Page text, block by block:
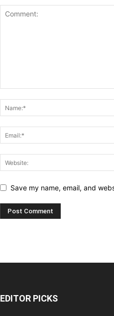
Save my name, email, and
EDITOR PICKS